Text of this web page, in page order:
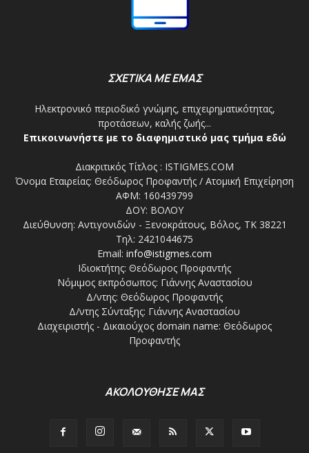
ΣΧΕΤΙΚΑ ΜΕ ΕΜΑΣ
Ηλεκτρονικό περιοδικό γνώμης, επιχειρηματικότητας,
προτάσεων, καλής ζωής...
Επικοινωνήστε με το διαφημιστικό μας τμήμα εδώ
Διακριτικός Τίτλος : ISTIGMES.COM
Όνομα Εταιρείας: Θεόδωρος Προφαντής / Ατομική Επιχείρηση
ΑΦΜ: 160439799
ΔΟΥ: ΒΟΛΟΥ
Διεύθυνση: Αντιγονιδών - Ξενοκράτους, Βόλος, ΤΚ 38221
Τηλ: 2421044675
Email: info@istigmes.com
Ιδιοκτήτης: Θεόδωρος Προφαντής
Νόμιμος εκπρόσωπος: Γιάννης Αναστασίου
Δ/ντης: Θεόδωρος Προφαντής
Δ/ντης Σύνταξης: Γιάννης Αναστασίου
Διαχειριστής - Δικαιούχος domain name: Θεόδωρος
Προφαντής
ΑΚΟΛΟΥΘΗΣΕ ΜΑΣ